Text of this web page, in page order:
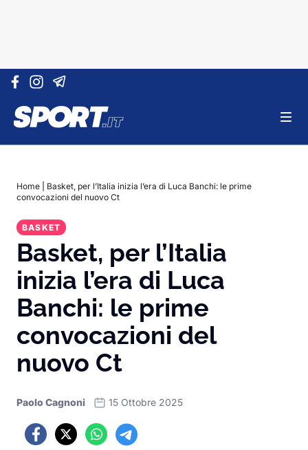
Vai al contenuto
Home
Basket, per l’Italia inizia l’era di Luca Banchi: le prime
convocazioni del nuovo Ct
BASKET
Basket, per l’Italia
inizia l’era di Luca
Banchi: le prime
convocazioni del
nuovo Ct
Paolo Cagnoni 15 Ottobre 2025